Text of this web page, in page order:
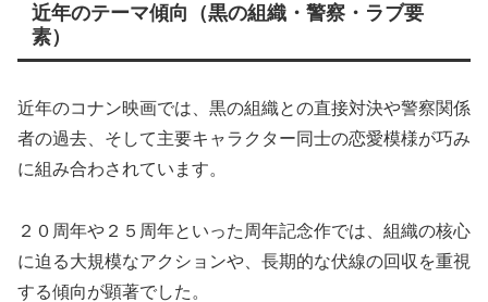
近年のテーマ傾向（黒の組織・警察・ラブ要
素）
近年のコナン映画では、黒の組織との直接対決や警察関係
者の過去、そして主要キャラクター同士の恋愛模様が巧み
に組み合わされています。
２０周年や２５周年といった周年記念作では、組織の核心
に迫る大規模なアクションや、長期的な伏線の回収を重視
する傾向が顕著でした。